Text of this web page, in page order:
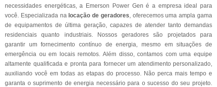
necessidades energéticas, a Emerson Power Gen é a empresa ideal para
você. Especializada na locação de geradores, oferecemos uma ampla gama
de equipamentos de última geração, capazes de atender tanto demandas
residenciais quanto industriais. Nossos geradores são projetados para
garantir um fornecimento contínuo de energia, mesmo em situações de
emergência ou em locais remotos. Além disso, contamos com uma equipe
altamente qualificada e pronta para fornecer um atendimento personalizado,
auxiliando você em todas as etapas do processo. Não perca mais tempo e
garanta o suprimento de energia necessário para o sucesso do seu projeto.